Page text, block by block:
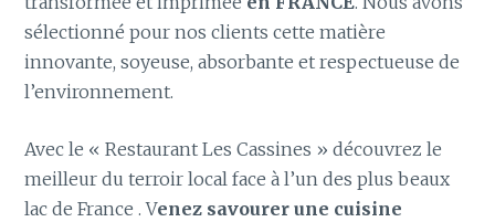
sélectionné pour nos clients cette matière
innovante, soyeuse, absorbante et respectueuse de
l’environnement.
Avec le « Restaurant Les Cassines » découvrez le
meilleur du terroir local face à l’un des plus beaux
lac de France . Venez savourer une cuisine